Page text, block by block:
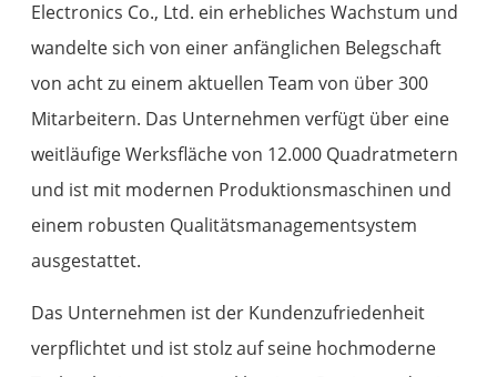
Electronics Co., Ltd. ein erhebliches Wachstum und
wandelte sich von einer anfänglichen Belegschaft
von acht zu einem aktuellen Team von über 300
Mitarbeitern. Das Unternehmen verfügt über eine
weitläufige Werksfläche von 12.000 Quadratmetern
und ist mit modernen Produktionsmaschinen und
einem robusten Qualitätsmanagementsystem
ausgestattet.
Das Unternehmen ist der Kundenzufriedenheit
verpflichtet und ist stolz auf seine hochmoderne